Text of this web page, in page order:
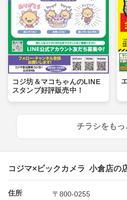
コジ坊＆マコちゃんのLINE
スタンプ好評販売中！
チラシをもっ
コジマ×ビックカメラ 小倉店の
住所
〒800-0255